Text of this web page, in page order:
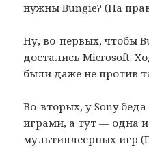
нужны Bungie? (На
Ну, во-первых, чтобы
достались Microsoft.
были даже не против
Во-вторых, у Sony
играми, а тут — одна
мультиплеерных игр